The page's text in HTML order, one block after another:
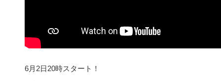
6月2日20時スタート！